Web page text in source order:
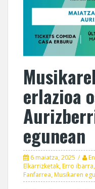
erlazioa
egunean
6 maiatza, 2025
Elkarrizketak,Erro ibarra,
Fanfarrea,Musikaren